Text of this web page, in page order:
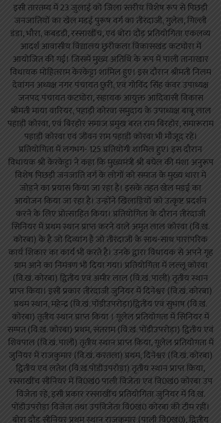
इसी तारतम्य में 23 जुलाई को जिला स्तरीय विशेष रूप से पिछड़ी
जनजातियों का खेल मडई पुरूष वर्ग का तीरंदाजी, गुलेल, गिल्ली
डंडा, भौरा, कबडडी, रस्साखींच, एवं बोरा दौड़ प्रतियोगिता एकलव्य
आदर्श आवासीय विद्यालय छुरीकला विकासखंड कटघोरा में
आयोजित की गई। जिसमें मुख्य अतिथि के रूप में पाली तानाखार
विधायक मोहितराम केरकेट्टा शामिल हुए। इस दौरान श्रीमती निलम
देवांगन अध्यक्ष नगर पंचायत छुरी, एवं गोविंद सिंह कंवर उपाध्यक्ष
जनपद पंचायत कटघोरा, सहायक आयुक्त आदिवासी विकास
श्रीमती माया वारियर, पहाड़ी कोरवा समुदाय के उपाध्यक्ष बाबू लाल
पहाड़ी कोरवा, एवं बिरहोर समाज प्रमुख बरत राम बिरहोर, समारूराम
पहाड़ी कोरवा एवं जीवन राम पहाड़ी कोरवा भी मौजूद रहें।
प्रतियोगिता में लगभग- 125 प्रतियोगी शामिल हुए। इस दौरान
विधायक श्री केरकेट्टा ने कहा कि मुख्यमंत्री श्री बघेल की मंशा अनुरूप
विशेष पिछड़ी जनजाति वर्ग के लोगों को समाज के मुख्य धारा मे
जोड़ने का प्रयास किया जा रहा है। इसके तहत खेल मड़ई का
आयोजन किया जा रहा है। उन्होंने खिलाड़ियों को उत्कृष्ट प्रदर्शन
करने के लिए प्रोत्साहित किया। प्रतियोगिता के दौरान तीरंदाजी
सिनियर में प्रथम स्थान प्राप्त करने वाले अमृत लाल कोरवा (वि.खं.
कोरबा) के है जो दिव्यांग है जो तीरंदाजी के साथ-साथ पारांपरिक
कार्य शिकार का कार्य भी करते है। उनके द्वारा विधायक से अपने गृह
ग्राम आने का निमंत्रण भी दिया गया। प्रतियोगिता में लल्लू कोरवा
(वि.खं. कोरबा) द्वितीय एवं अमीर लाल (वि.खं. पाली) तृतीय स्थान
प्राप्त किया। इसी प्रकार तीरंदाजी जुनियर में दिनेश्वर (वि.खं. कोरबा)
प्रथम स्थान, महेन्द्र (वि.खं. पोंडीउपरोड़ा)द्वितीय एवं सुभाष (वि.खं.
कोरबा) तृतीय स्थान प्राप्त किया । गूलेल प्रतियोगता में सिनियर में
सम्पत (वि.खं. कोरबा) प्रथम, संतराम (वि.खं. पोंडीउपरोड़ा) द्वितीय एवं
शिवपाल (वि.खं. पाली) तृतीय स्थान प्राप्त किया, गूलेल प्रतियोगता में
जुनियर में राजकुमार (वि.खं. करतला) प्रथम, दिनेश्वर (वि.खं. कोरबा)
द्वितीय एवं लतेश (वि.खं.पोंडीउपरोड़ा) तृतीय स्थान प्राप्त किया,
रस्साखींच सीनियर में वि0खं0 पाली विजेता एवं वि0खं0 कोरबा उप
विजेता रहे, इसी प्रकार रस्साखींच प्रतियोगिता जुनियर में वि.खं.
पोंडीउपरोड़ा विजेता तथा उपविजेता वि0खं0 कोरबा की टीम रहीं।